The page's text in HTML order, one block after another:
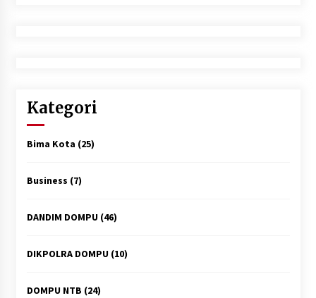
Kategori
Bima Kota (25)
Business (7)
DANDIM DOMPU(46)
DIKPOLRA DOMPU(10)
DOMPU NTB (24)